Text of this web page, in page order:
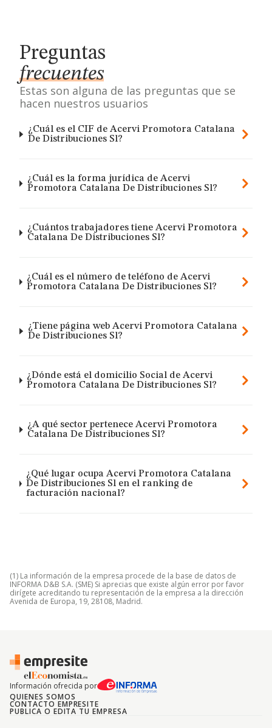
Preguntas
frecuentes
Estas son alguna de las preguntas que se
hacen nuestros usuarios
¿Cuál es el CIF de Acervi Promotora Catalana
De Distribuciones Sl?
¿Cuál es la forma jurídica de Acervi
Promotora Catalana De Distribuciones Sl?
¿Cuántos trabajadores tiene Acervi Promotora
Catalana De Distribuciones Sl?
¿Cuál es el número de teléfono de Acervi
Promotora Catalana De Distribuciones Sl?
¿Tiene página web Acervi Promotora Catalana
De Distribuciones Sl?
¿Dónde está el domicilio Social de Acervi
Promotora Catalana De Distribuciones Sl?
¿A qué sector pertenece Acervi Promotora
Catalana De Distribuciones Sl?
¿Qué lugar ocupa Acervi Promotora Catalana
De Distribuciones Sl en el ranking de
facturación nacional?
(1) La información de la empresa procede de la base de datos de
INFORMA D&B S.A. (SME) Si aprecias que existe algún error por favor
dirígete acreditando tu representación de la empresa a la dirección
Avenida de Europa, 19, 28108, Madrid.
Información ofrecida por
QUIENES SOMOS
CONTACTO EMPRESITE
PUBLICA O EDITA TU EMPRESA